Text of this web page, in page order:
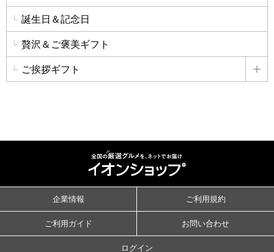
誕生日＆記念日
贅沢＆ご褒美ギフト
ご挨拶ギフト 詳
企業情報 ご利用規約
ご利用ガイド お問い合わせ
ログイン